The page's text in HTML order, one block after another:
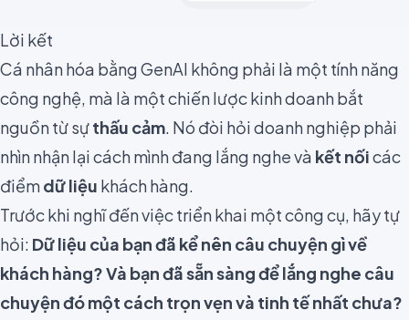
Lời kết
Cá nhân hóa bằng GenAI không phải là một tính năng
công nghệ, mà là một chiến lược kinh doanh bắt
nguồn từ sựthấu cảm. Nó đòi hỏi doanh nghiệp phải
nhìn nhận lại cách mình đang lắng nghe và kết nốicác
điểmdữ liệu khách hàng.
Trước khi nghĩ đến việc triển khai một công cụ, hãy tự
hỏi: Dữ liệu của bạn đã kể nên câu chuyện gì về
khách hàng? Và bạn đã sẵn sàng để lắng nghe câu
chuyện đó một cách trọn vẹn và tinh tế nhất chưa?